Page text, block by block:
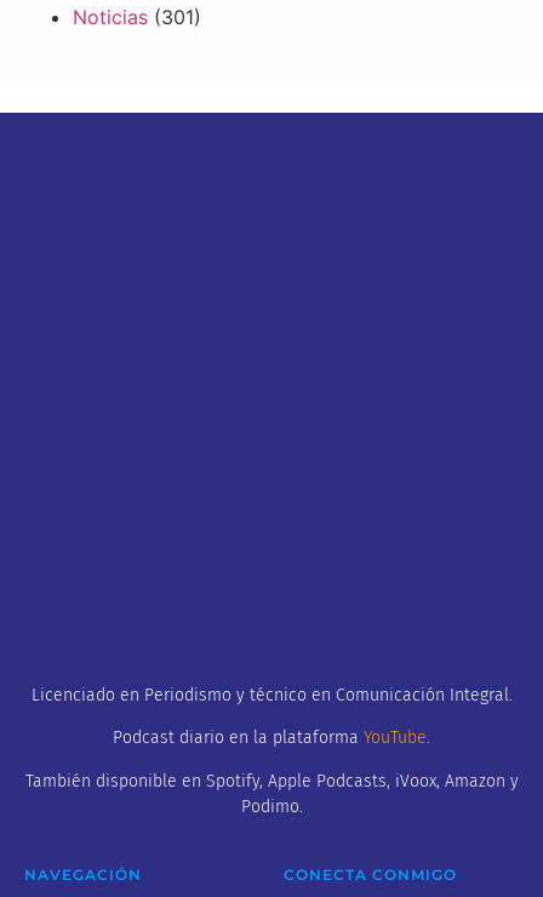
Noticias (301)
Licenciado en Periodismo y técnico en Comunicación Integral.
Podcast diario en la plataforma YouTube.
También disponible en Spotify, Apple Podcasts, iVoox, Amazon y
Podimo.
NAVEGACIÓN CONECTA CONMIGO